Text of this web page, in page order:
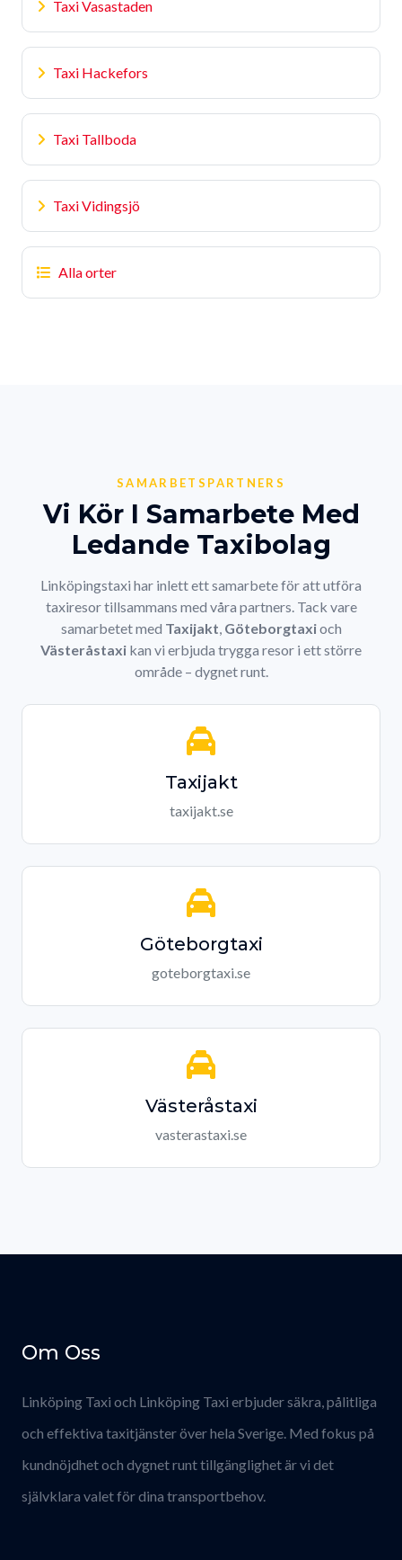
Taxi Vasastaden
Taxi Hackefors
Taxi Tallboda
Taxi Vidingsjö
Alla orter
SAMARBETSPARTNERS
Vi Kör I Samarbete Med
Ledande Taxibolag
Linköpingstaxi har inlett ett samarbete för att utföra
taxiresor tillsammans med våra partners. Tack vare
samarbetet med Taxijakt, Göteborgtaxioch
Västeråstaxi kan vi erbjuda trygga resor i ett större
område – dygnet runt.
Taxijakt
taxijakt.se
Göteborgtaxi
goteborgtaxi.se
Västeråstaxi
vasterastaxi.se
Om Oss
Linköping Taxi och Linköping Taxi erbjuder säkra, pålitliga
och effektiva taxitjänster över hela Sverige. Med fokus på
kundnöjdhet och dygnet runt tillgänglighet är vi det
självklara valet för dina transportbehov.